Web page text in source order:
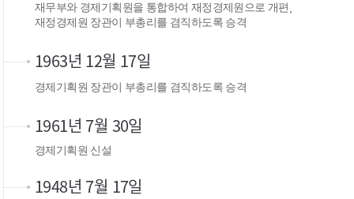
재무부와 경제기획원을 통합하여 재정경제원으로 개편,
재정경제원 장관이 부총리를 겸직하도록 승격
1963년 12월 17일
경제기획원 장관이 부총리를 겸직하도록 승격
1961년 7월 30일
경제기획원 신설
1948년 7월 17일